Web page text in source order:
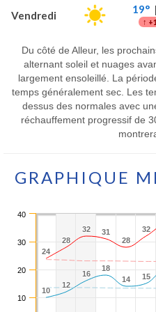
Vendredi 19°|
↑
Du côté de Alleur, les
alternant soleil et nuages
largement ensoleillé. La
temps généralement sec. Les
dessus des normales avec
réchauffement progressif de
GRAPHIQUE
24
24
28
28
32
32 31
31
28
28
32
32
10
10
12
12
16
16
18
18
14
14 15
15
10
20
30
40